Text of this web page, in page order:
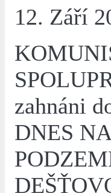
12. Září
zahnáni
DNES